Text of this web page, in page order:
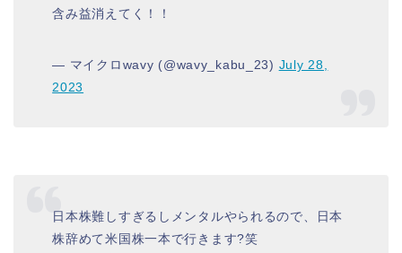
含み益消えてく！！
— マイクロwavy (@wavy_kabu_23) July 28,
2023
日本株難しすぎるしメンタルやられるので、日本
株辞めて米国株一本で行きます?笑